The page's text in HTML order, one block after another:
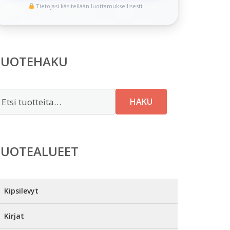
Tietojasi käsitellään luottamuksellisesti
HAKU
Kipsilevyt
Kirjat